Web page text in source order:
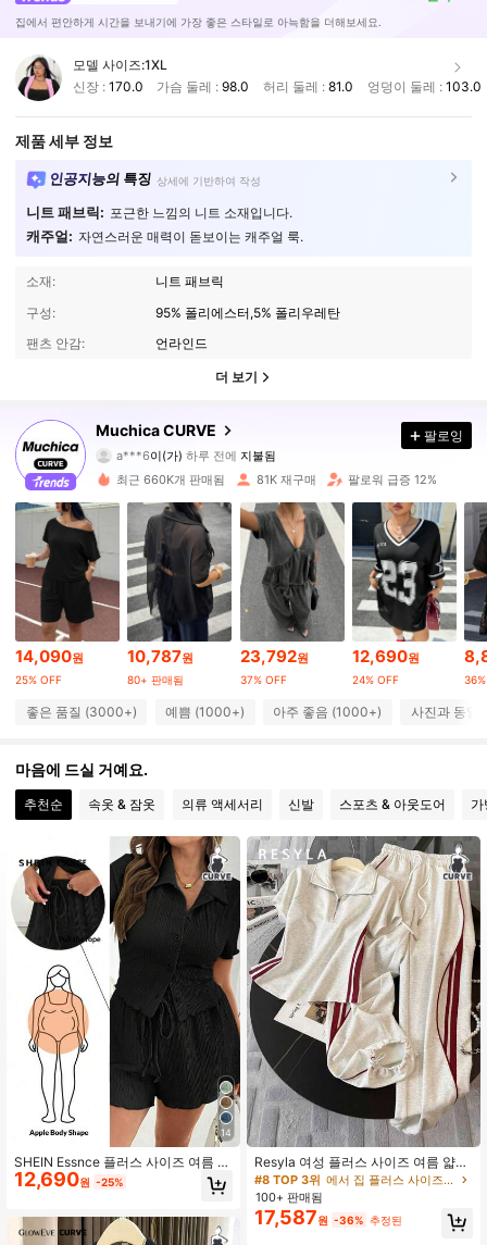
집에서 편안하게 시간을 보내기에 가장 좋은 스타일로 아늑함을 더해보세요.
모델 사이즈:1XL
신장 : 170.0 가슴 둘레 :98.0 허리 둘레 : 81.0 엉덩이 둘레 : 103.0
제품 세부 정보
인공지능의 특징 상세에 기반하여 작성
니트 패브릭: 포근한 느낌의 니트 소재입니다.
캐주얼: 자연스러운 매력이 돋보이는 캐주얼 룩.
소재:
니트 패브릭
구성:
95% 폴리에스터,5% 폴리우레탄
팬츠 안감:
언라인드
더 보기
Muchica CURVE
4.76
50K 팔로워
a***6이(가) 하루 전에 지불됨
다음 30분 전에
4.76
4.76 50K 팔로워
4.76 50K 팔로워
4.76
4.76 50K 팔로워
4.76 50K 팔로워
4.76 50K 팔로워
50K 팔로워
4.76 50K 팔로워
팔로잉
최근 660K개 판매됨 81K 재구매 팔로워 급증 12%
14,090원
25% OFF
10,787원
80+ 판매됨
23,792원
37% OFF
12,690원
24% OFF
좋은 품질 (3000+) 예쁨 (1000+) 아주 좋음 (1000+) 사진과 동일
마음에 드실 거예요.
추천순 속옷 & 잠옷 의류 액세서리 신발 스포츠 & 아웃도어
14
SHEIN Essnce 플러스 사이즈 여름 투
피스 세트, 여름 세트 투피스 세트 반
바지, 개학 옷 십대 트윈걸 옷, 걸 투피
피스, 걸 라운지 세트 휴가 투피스 세
트 민트 그린 수트
12,690원 -25%
Resyla 여성 플러스 사이즈 여름 얇은
캐주얼 스트라이프 핏 레귤러 스탠드
칼라 하프 집업 래글런 반팔 탑 + 사이
드 히든 포켓 커프드 와이드 레그 팬
츠. 플러스 사이즈 핏 레귤러 스탠드
#8 TOP 3위
에서 집 플러스 사이즈 공동 주문
100+ 판매됨
17,587원 -36% 추정된